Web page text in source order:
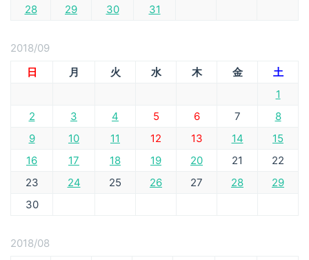
28 29 30 31
2018/09
日
月 火 水 木 金
土
1
2
3 4 5 6 7
8
9
10 11 12 13 14
15
16
17 18 19 20 21
22
23
24 25 26 27 28
29
30
2018/08